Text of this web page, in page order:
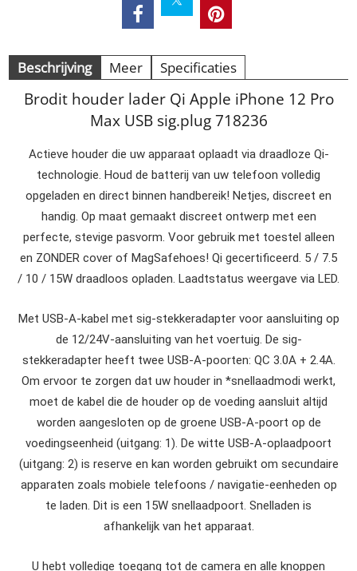
Beschrijving Meer Specificaties
Brodit houder lader Qi Apple iPhone 12 Pro
Max USB sig.plug 718236
Actieve houder die uw apparaat oplaadt via draadloze Qi-
technologie. Houd de batterij van uw telefoon volledig
opgeladen en direct binnen handbereik! Netjes, discreet en
handig. Op maat gemaakt discreet ontwerp met een
perfecte, stevige pasvorm. Voor gebruik met toestel alleen
en ZONDER cover of MagSafehoes! Qi gecertificeerd. 5 / 7.5
/ 10 / 15W draadloos opladen. Laadtstatus weergave via LED.
Met USB-A-kabel met sig-stekkeradapter voor aansluiting op
de 12/24V-aansluiting van het voertuig. De sig-
stekkeradapter heeft twee USB-A-poorten: QC 3.0A + 2.4A.
Om ervoor te zorgen dat uw houder in *snellaadmodi werkt,
moet de kabel die de houder op de voeding aansluit altijd
worden aangesloten op de groene USB-A-poort op de
voedingseenheid (uitgang: 1). De witte USB-A-oplaadpoort
(uitgang: 2) is reserve en kan worden gebruikt om secundaire
apparaten zoals mobiele telefoons / navigatie-eenheden op
te laden. Dit is een 15W snellaadpoort. Snelladen is
afhankelijk van het apparaat.
U hebt volledige toegang tot de camera en alle knoppen